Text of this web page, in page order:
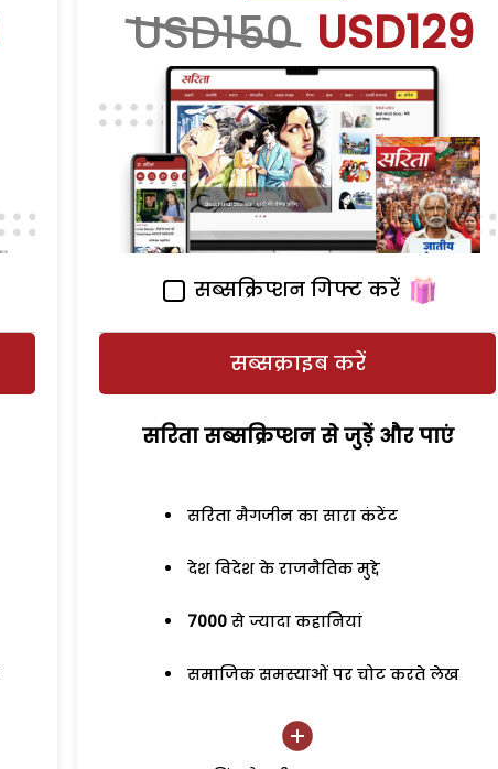
USD150 USD129
सब्सक्रिप्शन गिफ्ट करें
सब्सक्राइब करें
सरिता सब्सक्रिप्शन से जुड़ेें और पाएं
सरिता मैगजीन का सारा कंटेंट
देश विदेश के राजनैतिक मुद्दे
7000 से ज्यादा कहानियां
समाजिक समस्याओं पर चोट करते लेख